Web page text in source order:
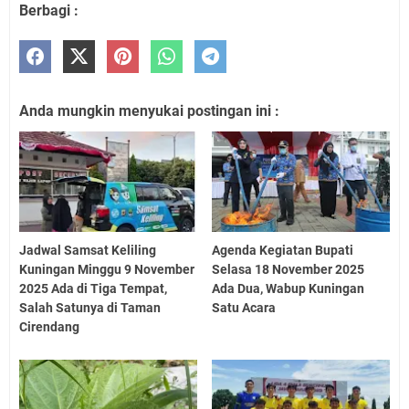
Berbagi :
Anda mungkin menyukai postingan ini :
Jadwal Samsat Keliling
Kuningan Minggu 9 November
2025 Ada di Tiga Tempat,
Salah Satunya di Taman
Cirendang
Agenda Kegiatan Bupati
Selasa 18 November 2025
Ada Dua, Wabup Kuningan
Satu Acara